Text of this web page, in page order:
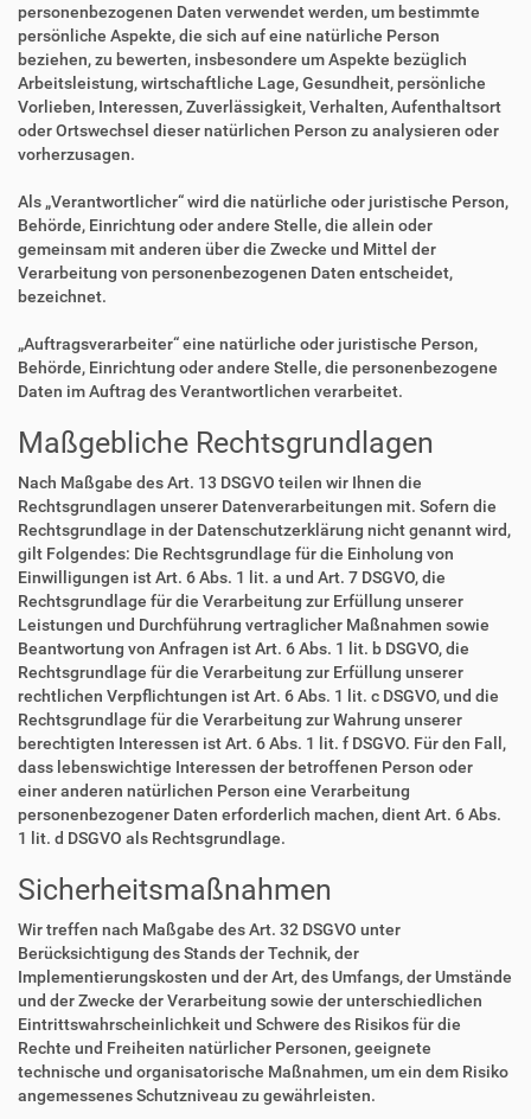
personenbezogenen Daten verwendet werden, um bestimmte
persönliche Aspekte, die sich auf eine natürliche Person
beziehen, zu bewerten, insbesondere um Aspekte bezüglich
Arbeitsleistung, wirtschaftliche Lage, Gesundheit, persönliche
Vorlieben, Interessen, Zuverlässigkeit, Verhalten, Aufenthaltsort
oder Ortswechsel dieser natürlichen Person zu analysieren oder
vorherzusagen.
Als „Verantwortlicher“ wird die natürliche oder juristische Person,
Behörde, Einrichtung oder andere Stelle, die allein oder
gemeinsam mit anderen über die Zwecke und Mittel der
Verarbeitung von personenbezogenen Daten entscheidet,
bezeichnet.
„Auftragsverarbeiter“ eine natürliche oder juristische Person,
Behörde, Einrichtung oder andere Stelle, die personenbezogene
Daten im Auftrag des Verantwortlichen verarbeitet.
Maßgebliche Rechtsgrundlagen
Nach Maßgabe des Art. 13 DSGVO teilen wir Ihnen die
Rechtsgrundlagen unserer Datenverarbeitungen mit. Sofern die
Rechtsgrundlage in der Datenschutzerklärung nicht genannt wird,
gilt Folgendes: Die Rechtsgrundlage für die Einholung von
Einwilligungen ist Art. 6 Abs. 1 lit. a und Art. 7 DSGVO, die
Rechtsgrundlage für die Verarbeitung zur Erfüllung unserer
Leistungen und Durchführung vertraglicher Maßnahmen sowie
Beantwortung von Anfragen ist Art. 6 Abs. 1 lit. b DSGVO, die
Rechtsgrundlage für die Verarbeitung zur Erfüllung unserer
rechtlichen Verpflichtungen ist Art. 6 Abs. 1 lit. c DSGVO, und die
Rechtsgrundlage für die Verarbeitung zur Wahrung unserer
berechtigten Interessen ist Art. 6 Abs. 1 lit. f DSGVO. Für den Fall,
dass lebenswichtige Interessen der betroffenen Person oder
einer anderen natürlichen Person eine Verarbeitung
personenbezogener Daten erforderlich machen, dient Art. 6 Abs.
1 lit. d DSGVO als Rechtsgrundlage.
Sicherheitsmaßnahmen
Wir treffen nach Maßgabe des Art. 32 DSGVO unter
Berücksichtigung des Stands der Technik, der
Implementierungskosten und der Art, des Umfangs, der Umstände
und der Zwecke der Verarbeitung sowie der unterschiedlichen
Eintrittswahrscheinlichkeit und Schwere des Risikos für die
Rechte und Freiheiten natürlicher Personen, geeignete
technische und organisatorische Maßnahmen, um ein dem Risiko
angemessenes Schutzniveau zu gewährleisten.